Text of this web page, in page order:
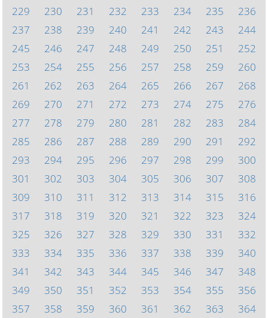
229
230 231 232 233 234 235
236
237
238 239 240 241 242 243
244
245
246 247 248 249 250 251
252
253
254 255 256 257 258 259
260
261
262 263 264 265 266 267
268
269
270 271 272 273 274 275
276
277
278 279 280 281 282 283
284
285
286 287 288 289 290 291
292
293
294 295 296 297 298 299
300
301
302 303 304 305 306 307
308
309
310 311 312 313 314 315
316
317
318 319 320 321 322 323
324
325
326 327 328 329 330 331
332
333
334 335 336 337 338 339
340
341
342 343 344 345 346 347
348
349
350 351 352 353 354 355
356
357
358 359 360 361 362 363 364